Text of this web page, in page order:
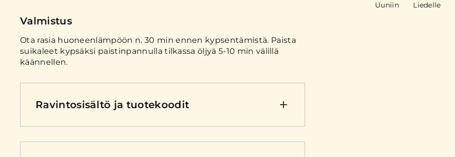
Valmistus
Ota rasia huoneenlämpöön n. 30 min ennen kypsentämistä. Paista
suikaleet kypsäksi paistinpannulla tilkassa öljyä 5-10 min välillä
käännellen.
Ravintosisältö ja tuotekoodit
Uuniin Liedelle